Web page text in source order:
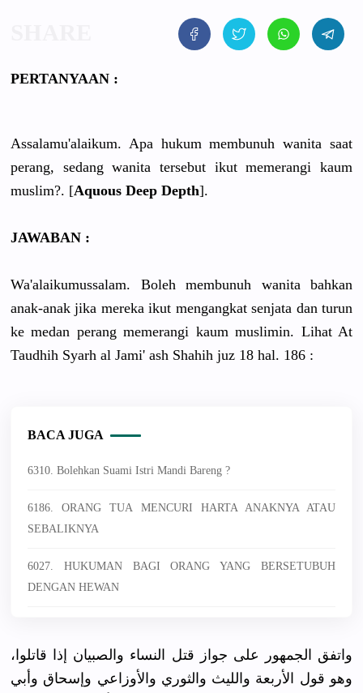
PERTANYAAN :
Assalamu'alaikum. Apa hukum membunuh wanita saat
perang, sedang wanita tersebut ikut memerangi kaum
muslim?. [Aquous Deep Depth].
JAWABAN :
Wa'alaikumussalam. Boleh membunuh wanita bahkan
anak-anak jika mereka ikut mengangkat senjata dan turun
ke medan perang memerangi kaum muslimin. Lihat At
Taudhih Syarh al Jami' ash Shahih juz 18 hal. 186 :
BACA JUGA
6310. Bolehkan Suami Istri Mandi Bareng ?
6186. ORANG TUA MENCURI HARTA ANAKNYA ATAU
SEBALIKNYA
6027. HUKUMAN BAGI ORANG YANG BERSETUBUH
DENGAN HEWAN
واتفق الجمهور على جواز قتل النساء والصبيان إذا قاتلوا،
وهو قول الأربعة والليث والثوري والأوزاعي وإسحاق وأبي